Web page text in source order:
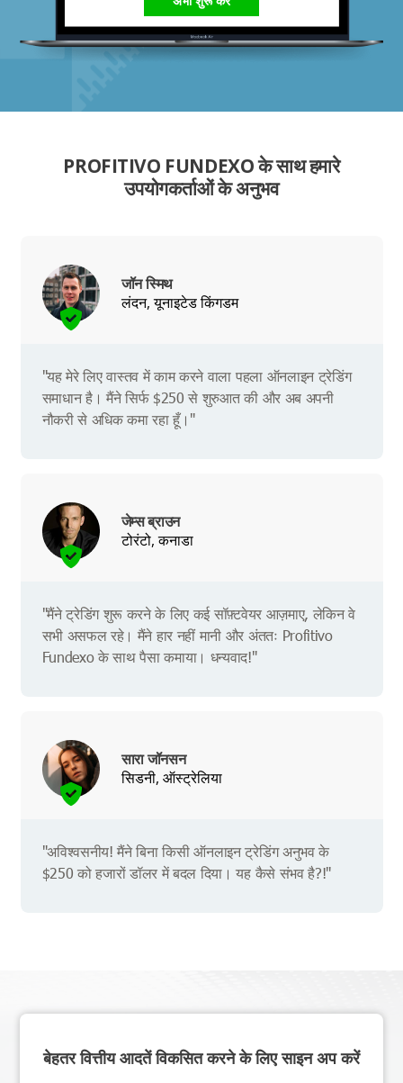
PROFITIVO FUNDEXO के साथ हमारे
उपयोगकर्ताओं के अनुभव
जॉन स्मिथ
लंदन, यूनाइटेड किंगडम
"यह मेरे लिए वास्तव में काम करने वाला पहला ऑनलाइन ट्रेडिंग
समाधान है। मैंने सिर्फ $250 से शुरुआत की और अब अपनी
नौकरी से अधिक कमा रहा हूँ।"
जेम्स ब्राउन
टोरंटो, कनाडा
"मैंने ट्रेडिंग शुरू करने के लिए कई सॉफ़्टवेयर आज़माए, लेकिन वे
सभी असफल रहे। मैंने हार नहीं मानी और अंततः Profitivo
Fundexo के साथ पैसा कमाया। धन्यवाद!"
सारा जॉनसन
सिडनी, ऑस्ट्रेलिया
"अविश्वसनीय! मैंने बिना किसी ऑनलाइन ट्रेडिंग अनुभव के
$250 को हजारों डॉलर में बदल दिया। यह कैसे संभव है?!"
बेहतर वित्तीय आदतें विकसित करने के लिए साइन अप करें